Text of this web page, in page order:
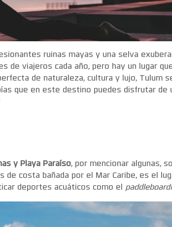
ruinas mayas y una selva
de viajeros cada año, pero hay un lugar
de naturaleza, cultura y lujo, Tulum
que en este destino puedes disfrutar de
y Playa Paraíso, por mencionar algunas,
costa bañada por el Mar Caribe, es el
deportes acuáticos como el